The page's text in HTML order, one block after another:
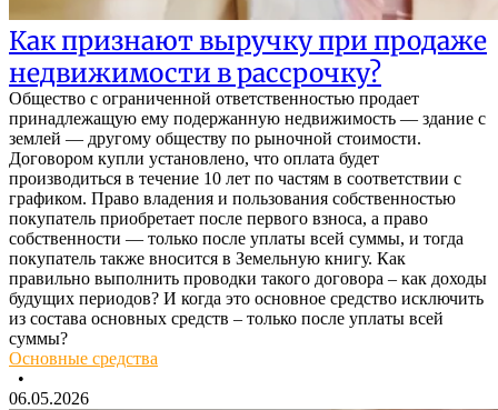
Как признают выручку при продаже
недвижимости в рассрочку?
Общество с ограниченной ответственностью продает
принадлежащую ему подержанную недвижимость — здание с
землей — другому обществу по рыночной стоимости.
Договором купли установлено, что оплата будет
производиться в течение 10 лет по частям в соответствии с
графиком. Право владения и пользования собственностью
покупатель приобретает после первого взноса, а право
собственности — только после уплаты всей суммы, и тогда
покупатель также вносится в Земельную книгу. Как
правильно выполнить проводки такого договора – как доходы
будущих периодов? И когда это основное средство исключить
из состава основных средств – только после уплаты всей
суммы?
Основные средства
•
06.05.2026